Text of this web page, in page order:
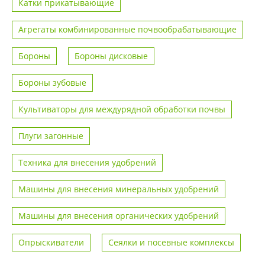
Катки прикатывающие
Агрегаты комбинированные почвообрабатывающие
Бороны Бороны дисковые
Бороны зубовые
Культиваторы для междурядной обработки почвы
Плуги загонные
Техника для внесения удобрений
Машины для внесения минеральных удобрений
Машины для внесения органических удобрений
Опрыскиватели Сеялки и посевные комплексы